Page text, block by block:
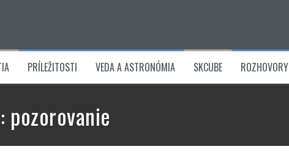
PRÍLEŽITOSTI VEDA A ASTRONÓMIA SKCUBE ROZHOVORY
pozorovanie